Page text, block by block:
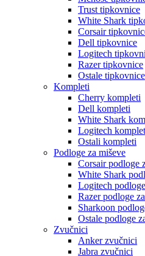
Trust tipkovnice
White Shark
Corsair
Dell tipkovnice
Logitech
Razer tipkovnice
Ostale tipkovnice
Kompleti
Cherry kompleti
Dell kompleti
White Shark
Logitech
Ostali kompleti
Podloge za miševe
Corsair podloge
White Shark
Logitech
Razer podloge
Sharkoon
Ostale podloge
Zvučnici
Anker zvučnici
Jabra zvučnici